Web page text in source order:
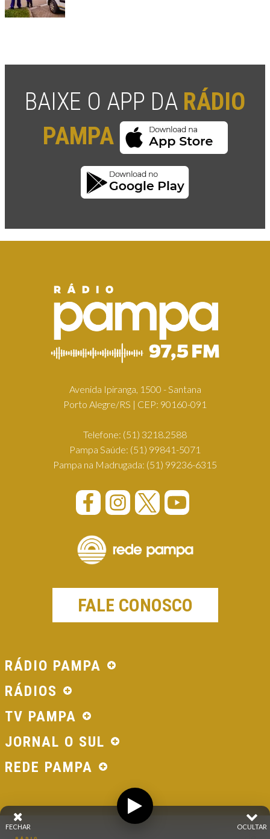
BAIXE O APP DA RÁDIO
PAMPA
Avenida Ipiranga, 1500 - Santana
Porto Alegre/RS | CEP: 90160-091
Telefone: (51) 3218.2588
Pampa Saúde: (51) 99841-5071
Pampa na Madrugada: (51) 99236-6315
FALE CONOSCO
RÁDIO PAMPA
RÁDIOS
TV PAMPA
JORNAL O SUL
REDE PAMPA
OCULTAR
FECHAR